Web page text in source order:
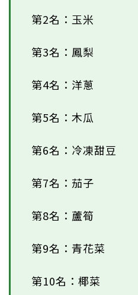
第2名：玉米
第3名：鳳梨
第4名：洋蔥
第5名：木瓜
第6名：冷凍甜豆
第7名：茄子
第8名：蘆筍
第9名：青花菜
第10名：椰菜